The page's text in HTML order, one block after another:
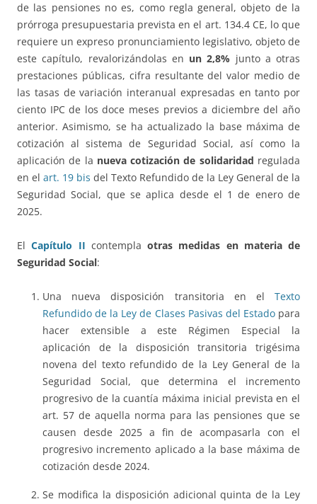
de las pensiones no es, como regla general, objeto de la
prórroga presupuestaria prevista en el art. 134.4 CE, lo que
requiere un expreso pronunciamiento legislativo, objeto de
este capítulo, revalorizándolas en un 2,8% junto a otras
prestaciones públicas, cifra resultante del valor medio de
las tasas de variación interanual expresadas en tanto por
ciento IPC de los doce meses previos a diciembre del año
anterior. Asimismo, se ha actualizado la base máxima de
cotización al sistema de Seguridad Social, así como la
aplicación de la nueva cotización de solidaridad regulada
en el art. 19 bis del Texto Refundido de la Ley General de la
Seguridad Social, que se aplica desde el 1 de enero de
2025.
ElCapítulo II contempla otras medidas en materia de
Seguridad Social:
Una nueva disposición transitoria en el Texto
Refundido de la Ley de Clases Pasivas del Estadopara
hacer extensible a este Régimen Especial la
aplicación de la disposición transitoria trigésima
novena del texto refundido de la Ley General de la
Seguridad Social, que determina el incremento
progresivo de la cuantía máxima inicial prevista en el
art. 57 de aquella norma para las pensiones que se
causen desde 2025 a fin de acompasarla con el
progresivo incremento aplicado a la base máxima de
cotización desde 2024.
Se modifica la disposición adicional quinta de la Ley